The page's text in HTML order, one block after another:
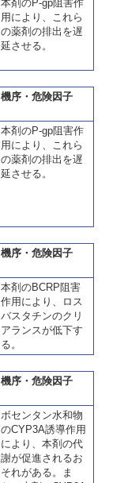
本剤のP-gp阻害作
用により、これら
の薬剤の排出を遅
延させる。
機序・危険因子
本剤のP-gp阻害作
用により、これら
の薬剤の排出を遅
延させる。
機序・危険因子
本剤のBCRP阻害
作用により、ロス
バスタチンのクリ
アランスが低下す
る。
機序・危険因子
ボセンタン水和物
のCYP3A誘導作用
により、本剤の代
謝が促進されるお
それがある。ま